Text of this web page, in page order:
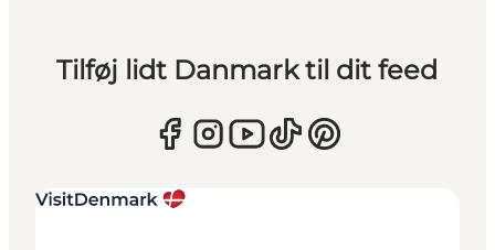
Tilføj lidt Danmark til dit feed